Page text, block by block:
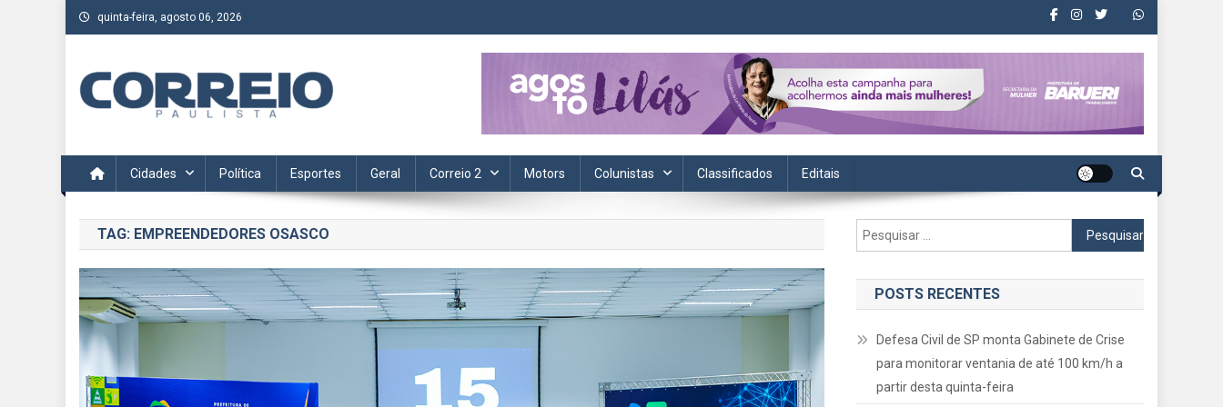
Skip
to
quinta-feira, agosto 06, 2026
Acompanhe as últimas notícias da região no Correio Paulista. Informação, política, saúde, economia, esportes e cotidiano.
Cidades Política Esportes Geral Correio 2 Motors Colunistas Classificados Editais
TAG: EMPREENDEDORES OSASCO
Pesquisar
por:
POSTS RECENTES
Defesa Civil de SP monta Gabinete de Crise
para monitorar ventania de até 100 km/h a
partir desta quinta-feira